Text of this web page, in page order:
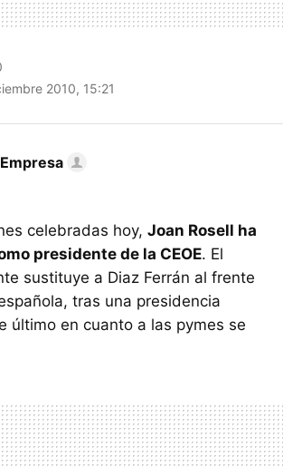
2010, 15:21
celebradas hoy, Joan Rosell ha
presidente de la CEOE. El
sustituye a Diaz Ferrán al frente
tras una presidencia
último en cuanto a las pymes se